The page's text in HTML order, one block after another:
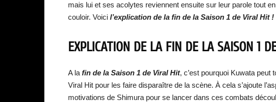
mais lui et ses acolytes reviennent ensuite sur leur parole tout
couloir. Voici l’explication de la fin de la Saison 1 de Viral Hit !
EXPLICATION DE LA FIN DE LA SAISON 1
A la fin de la Saison 1 de Viral Hit, c’est pourquoi Kuwata peut
Viral Hit pour les faire disparaître de la scène. À cela s’ajoute
motivations de Shimura pour se lancer dans ces combats